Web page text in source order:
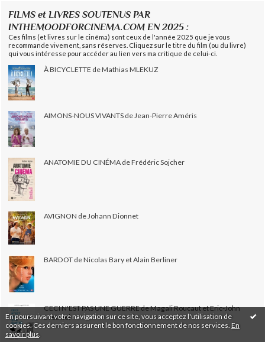
En poursuivant votre navigation sur ce site, vous acceptez l'utilisation de
cookies. Ces derniers assurent le bon fonctionnement de nos services. En
savoir plus
FILMS et LIVRES SOUTENUS PAR
INTHEMOODFORCINEMA.COM EN 2025 :
Ces films (et livres sur le cinéma) sont ceux de l'année 2025 que je vous
recommande vivement, sans réserves. Cliquez sur le titre du film (ou du livre)
qui vous intéresse pour accéder au lien vers ma critique de celui-ci.
À BICYCLETTE de Mathias MLEKUZ
AIMONS-NOUS VIVANTS de Jean-Pierre Améris
ANATOMIE DU CINÉMA de Frédéric Sojcher
AVIGNON de Johann Dionnet
BARDOT de Nicolas Bary et Alain Berliner
CECI N'EST PAS UNE GUERRE de Magali Roucaut et Eric-John
Bretmel